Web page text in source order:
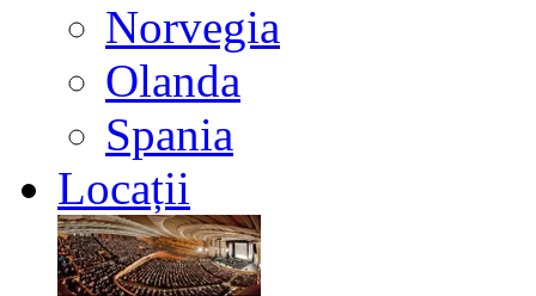
Norvegia
Olanda
Spania
Locații